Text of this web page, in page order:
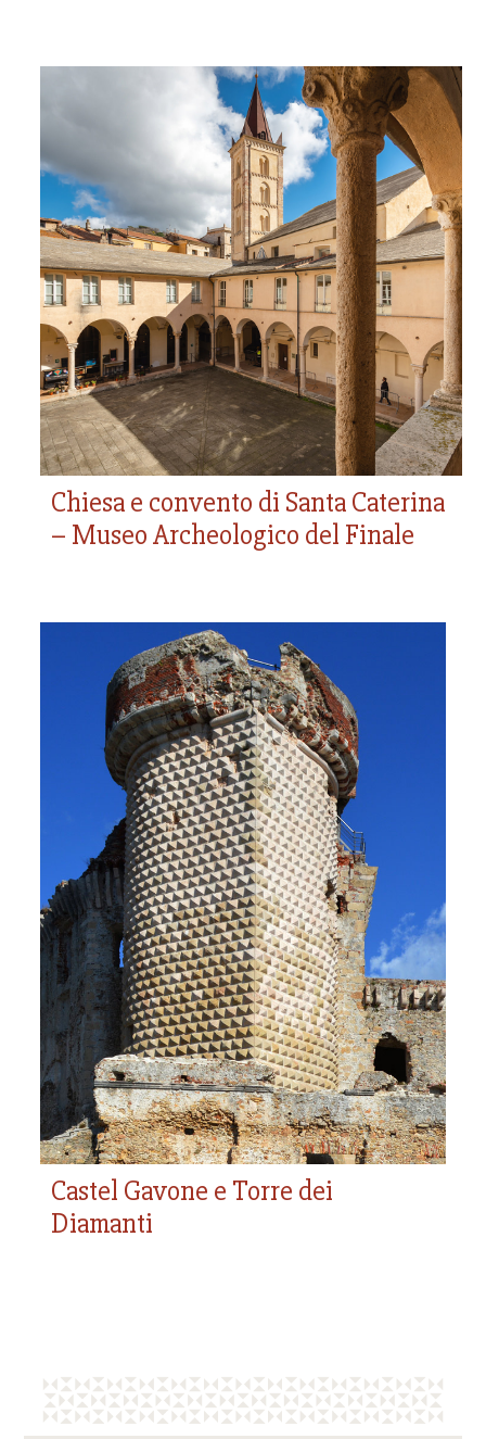
Chiesa e convento di
Santa Caterina – Museo
Archeologico del Finale
XIV - XIX secolo
Dal convento domenicano al centro culturale
contemporaneo nel Borgo medievale dei Del Carretto
Chiesa e convento di Santa Caterina
– Museo Archeologico del Finale
Castel Gavone e Torre
dei Diamanti
XII secolo – 1715
Il simbolo del potere dei marchesi Del Carretto,
importante famiglia feudale tra alto medioevo e
rinascimento
Castel Gavone e Torre dei
Diamanti